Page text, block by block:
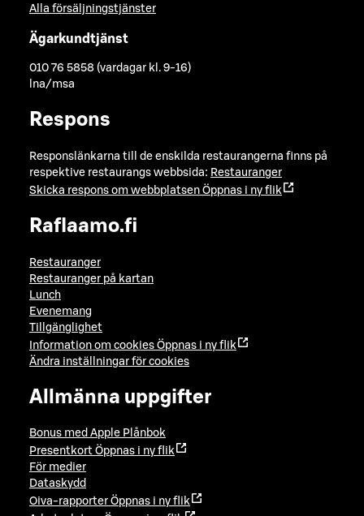
Alla försäljningstjänster
Ägarkundtjänst
010 76 5858 (vardagar kl. 9-16)
lna/msa
Respons
Responslänkarna till de enskilda restaurangerna finns på
respektive restaurangs webbsida: Restauranger
Skicka respons om webbplatsen Öppnas i ny flik
Raflaamo.fi
Restauranger
Restauranger på kartan
Lunch
Evenemang
Tillgänglighet
Information om cookies Öppnas i ny flik
Ändra inställningar för cookies
Allmänna uppgifter
Bonus med Apple Plånbok
Presentkort Öppnas i ny flik
För medier
Dataskydd
Oiva-rapporter Öppnas i ny flik